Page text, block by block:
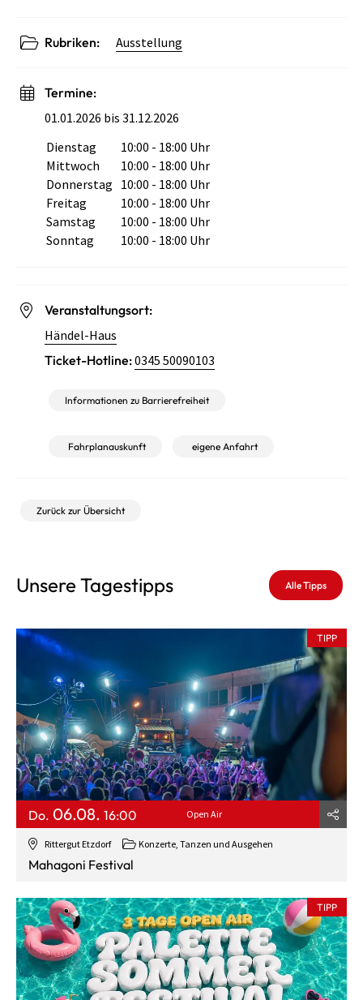
Rubriken: Ausstellung
Termine:
01.01.2026 bis 31.12.2026
Wochentag
Öffnungszeiten
Dienstag
10:00 - 18:00 Uhr
Mittwoch
10:00 - 18:00 Uhr
Donnerstag 10:00 - 18:00 Uhr
Freitag
10:00 - 18:00 Uhr
Samstag
10:00 - 18:00 Uhr
Sonntag
10:00 - 18:00 Uhr
Veranstaltungsort:
Händel-Haus
Ticket-Hotline:0345 50090103
Informationen zu Barrierefreiheit
Fahrplanauskunft eigene Anfahrt
Zurück zur Übersicht
Unsere Tagestipps Alle Tipps
Rittergut Etzdorf Konzerte, Tanzen und Ausgehen
TIPP
Do. 06.08. 16:00 Open Air
Mahagoni Festival
TIPP